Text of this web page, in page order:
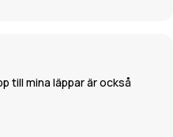
till mina läppar är också